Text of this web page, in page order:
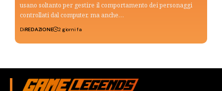
usano soltanto per gestire il comportamento dei personaggi
controllati dal computer, ma anche…
DiREDAZIONE 2 giorni fa